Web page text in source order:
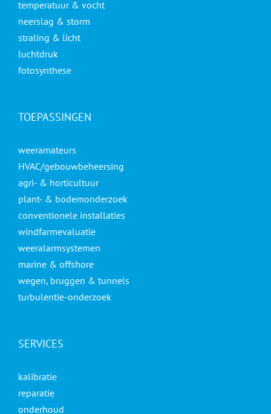
temperatuur & vocht
neerslag & storm
straling & licht
luchtdruk
fotosynthese
TOEPASSINGEN
weeramateurs
HVAC/gebouwbeheersing
agri- & horticultuur
plant- & bodemonderzoek
conventionele installaties
windfarmevaluatie
weeralarmsystemen
marine & offshore
wegen, bruggen & tunnels
turbulentie-onderzoek
SERVICES
kalibratie
reparatie
onderhoud